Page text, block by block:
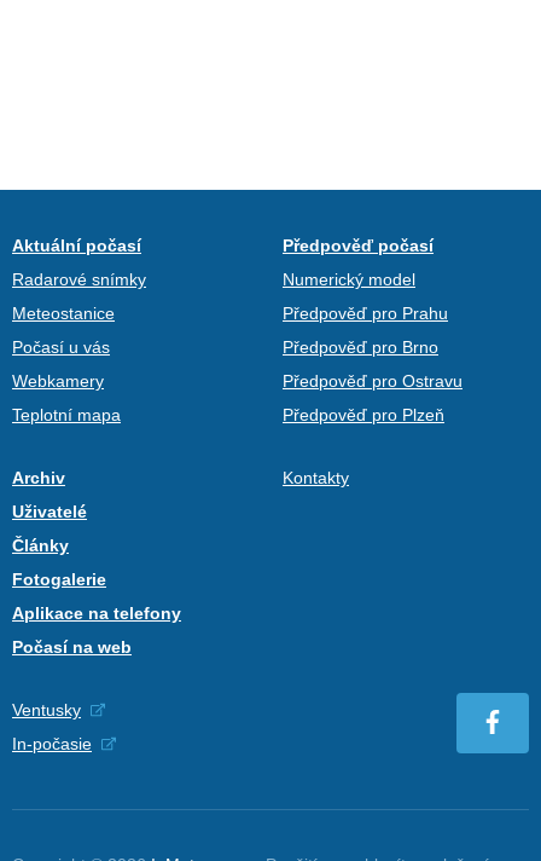
Aktuální počasí
Radarové snímky
Meteostanice
Počasí u vás
Webkamery
Teplotní mapa
Předpověď počasí
Numerický model
Předpověď pro Prahu
Předpověď pro Brno
Předpověď pro Ostravu
Předpověď pro Plzeň
Archiv
Uživatelé
Články
Fotogalerie
Aplikace na telefony
Počasí na web
Kontakty
Ventusky
In-počasie